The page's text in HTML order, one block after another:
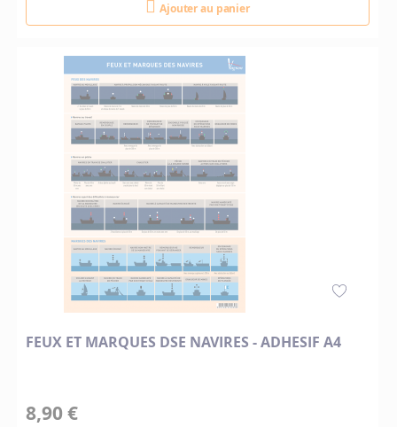
Ajouter au panier
FEUX ET MARQUES DSE NAVIRES - ADHESIF A4
8,90 €